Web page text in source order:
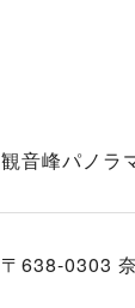
観音峰パノラ
〒638-0303